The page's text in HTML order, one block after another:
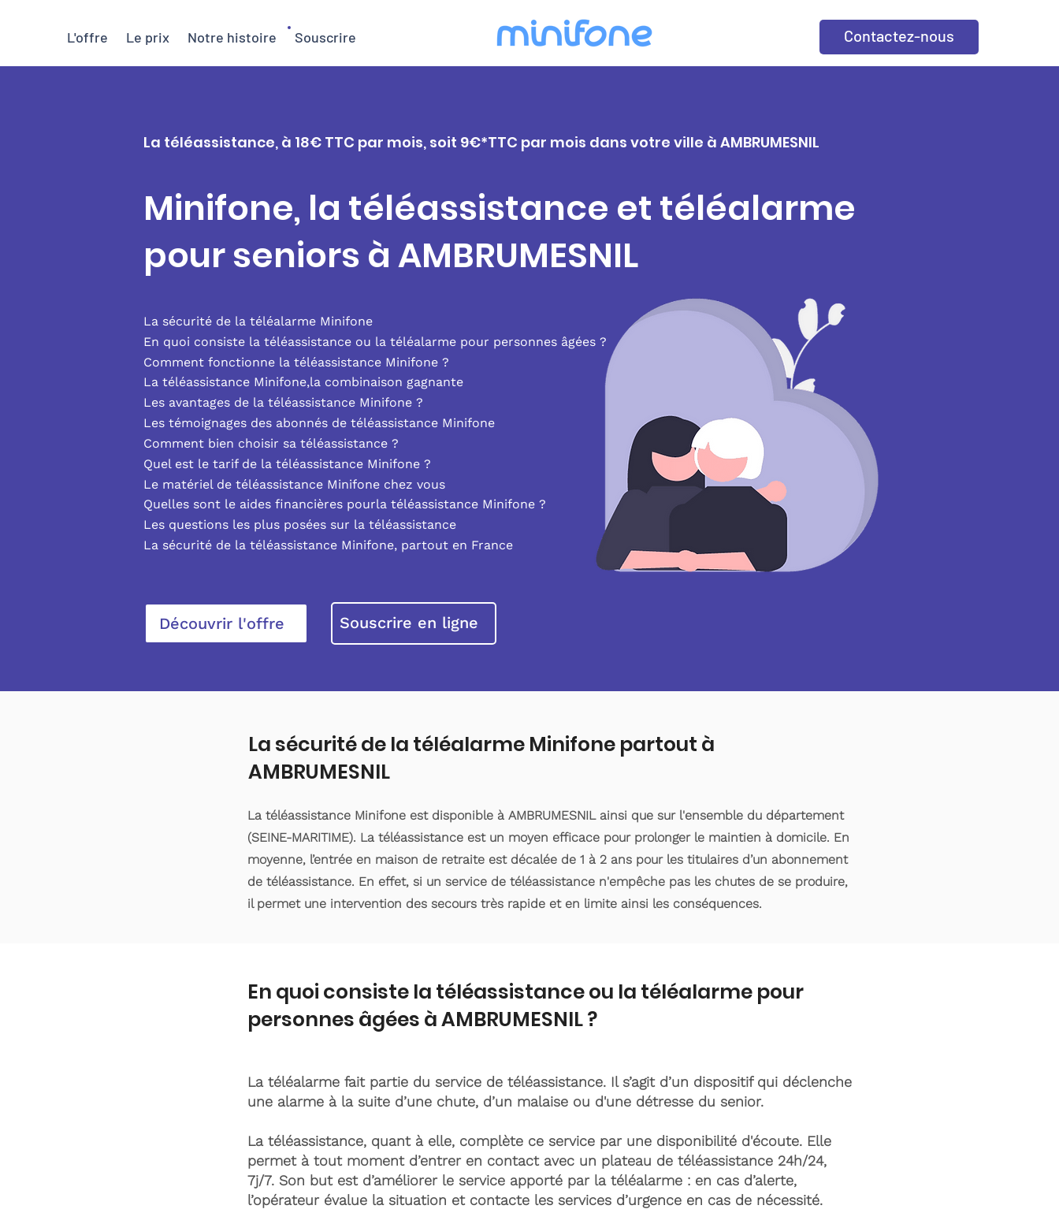
L'offre Le prix Notre histoire Souscrire Contactez-nous
La téléassistance, à 18€ TTC par mois, soit 9€*TTC par mois dans votre ville à AMBRUMESNIL
Minifone, la téléassistance et téléalarme
pour seniors à AMBRUMESNIL
La sécurité de la téléalarme Minifone
En quoi consiste la téléassistance ou la téléalarme pour personnes âgées ?
Comment fonctionne la téléassistance Minifone ?
La téléassistance Minifone,la combinaison gagnante
Les avantages de la téléassistance Minifone ?
Les témoignages des abonnés de téléassistance Minifone
Comment bien choisir sa téléassistance ?
Quel est le tarif de la téléassistance Minifone ?
Le matériel de téléassistance Minifone chez vous
Quelles sont le aides financières pourla téléassistance Minifone ?
Les questions les plus posées sur la téléassistance
La sécurité de la téléassistance Minifone, partout en France
Découvrir l'offre Souscrire en ligne
La sécurité de la téléalarme Minifone partout à
AMBRUMESNIL
La téléassistance Minifone est disponible à AMBRUMESNIL ainsi que sur l'ensemble du département
(SEINE-MARITIME). La téléassistance est un moyen efficace pour prolonger le maintien à domicile. En
moyenne, l’entrée en maison de retraite est décalée de 1 à 2 ans pour les titulaires d’un abonnement
de téléassistance. En effet, si un service de téléassistance n'empêche pas les chutes de se produire,
il permet une intervention des secours très rapide et en limite ainsi les conséquences.
En quoi consiste la téléassistance ou la téléalarme pour
personnes âgées à AMBRUMESNIL ?
La téléalarme fait partie du service de téléassistance. Il s’agit d’un dispositif qui déclenche
une alarme à la suite d’une chute, d’un malaise ou d'une détresse du senior.
La téléassistance, quant à elle, complète ce service par une disponibilité d'écoute. Elle
permet à tout moment d’entrer en contact avec un plateau de téléassistance 24h/24,
7j/7. Son but est d’améliorer le service apporté par la téléalarme : en cas d’alerte,
l’opérateur évalue la situation et contacte les services d’urgence en cas de nécessité.